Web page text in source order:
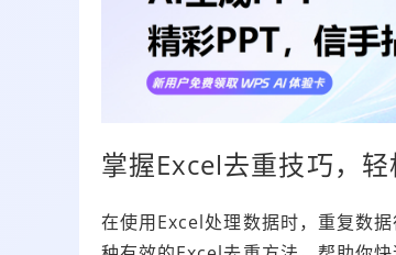
掌握Excel去重技巧，
在使用Excel处理数据时，重复数